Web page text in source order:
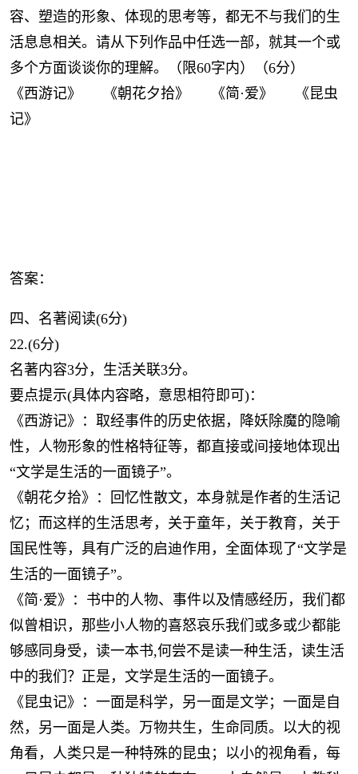
容、塑造的形象、体现的思考等，都无不与我们的生
活息息相关。请从下列作品中任选一部，就其一个或
多个方面谈谈你的理解。（限60字内）（6分）
《西游记》 《朝花夕拾》 《简·爱》 《昆虫
记》
答案：
四、名著阅读(6分)
22.(6分)
名著内容3分，生活关联3分。
要点提示(具体内容略，意思相符即可)：
《西游记》：取经事件的历史依据，降妖除魔的隐喻
性，人物形象的性格特征等，都直接或间接地体现出
“文学是生活的一面镜子”。
《朝花夕拾》：回忆性散文，本身就是作者的生活记
忆；而这样的生活思考，关于童年，关于教育，关于
国民性等，具有广泛的启迪作用，全面体现了“文学是
生活的一面镜子”。
《简·爱》：书中的人物、事件以及情感经历，我们都
似曾相识，那些小人物的喜怒哀乐我们或多或少都能
够感同身受，读一本书,何尝不是读一种生活，读生活
中的我们？正是，文学是生活的一面镜子。
《昆虫记》：一面是科学，另一面是文学；一面是自
然，另一面是人类。万物共生，生命同质。以大的视
角看，人类只是一种特殊的昆虫；以小的视角看，每